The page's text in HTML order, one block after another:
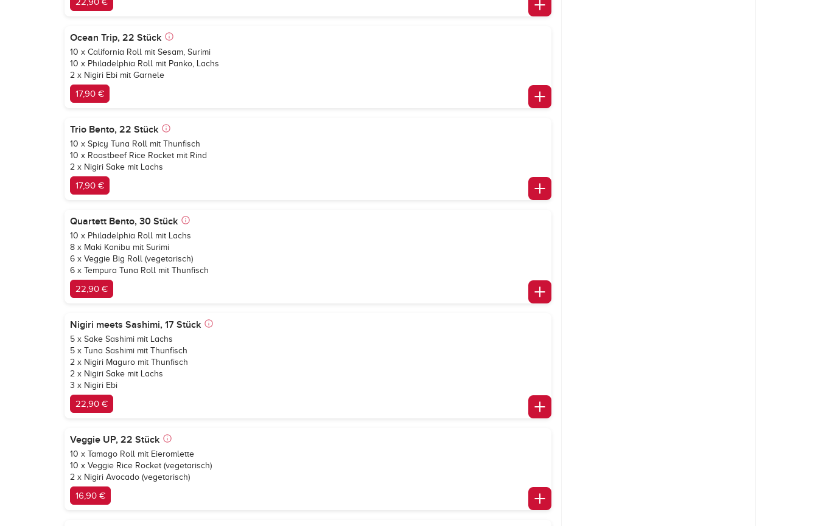
Ocean Trip, 22 Stück
10 x California Roll mit Sesam, Surimi
10 x Philadelphia Roll mit Panko, Lachs
2 x Nigiri Ebi mit Garnele
17,90 €
Trio Bento, 22 Stück
10 x Spicy Tuna Roll mit Thunfisch
10 x Roastbeef Rice Rocket mit Rind
2 x Nigiri Sake mit Lachs
17,90 €
Quartett Bento, 30 Stück
10 x Philadelphia Roll mit Lachs
8 x Maki Kanibu mit Surimi
6 x Veggie Big Roll (vegetarisch)
6 x Tempura Tuna Roll mit Thunfisch
22,90 €
Nigiri meets Sashimi, 17 Stück
5 x Sake Sashimi mit Lachs
5 x Tuna Sashimi mit Thunfisch
2 x Nigiri Maguro mit Thunfisch
2 x Nigiri Sake mit Lachs
3 x Nigiri Ebi
22,90 €
Veggie UP, 22 Stück
10 x Tamago Roll mit Eieromlette
10 x Veggie Rice Rocket (vegetarisch)
2 x Nigiri Avocado (vegetarisch)
16,90 €